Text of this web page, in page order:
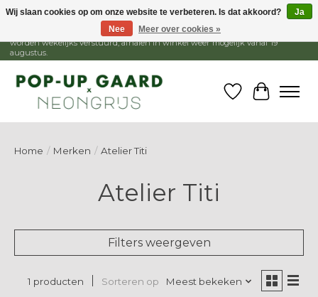
1 - 15 augustus is de winkel gesloten, webshop blijft open. Bestellingen
worden wekelijks verstuurd, afhalen in winkel weer mogelijk vanaf 19
augustus.
Verlanglijst
Home / Merken / Atelier Titi
Atelier Titi
Filters weergeven
1 producten Sorteren op Meest bekeken
Wij slaan cookies op om onze website te verbeteren. Is dat akkoord?
Ja
Nee
Meer over cookies »